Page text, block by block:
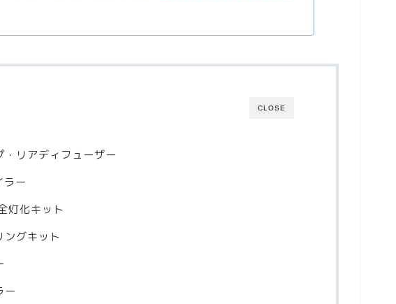
CLOSE
・リアディフューザー
ラー
灯化キット
ングキット
ー